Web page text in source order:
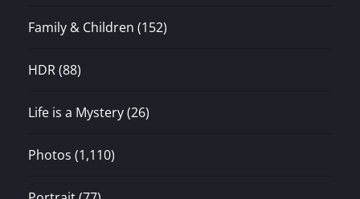
Family & Children (152)
HDR(88)
Life is a Mystery(26)
Photos (1,110)